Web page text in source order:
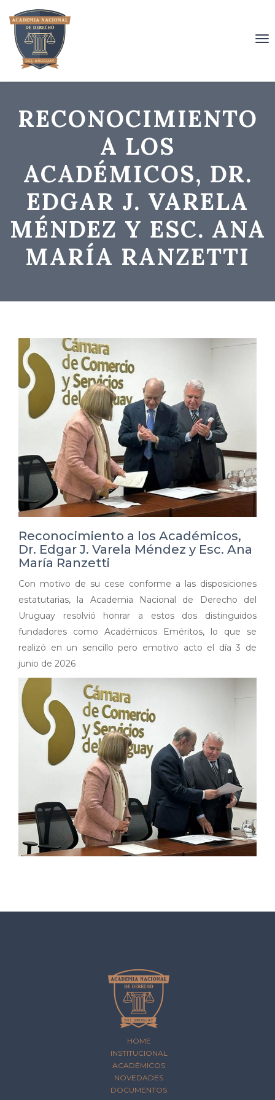
RECONOCIMIENTO
A LOS
ACADÉMICOS, DR.
EDGAR J. VARELA
MÉNDEZ Y ESC. ANA
MARÍA RANZETTI
Reconocimiento a los Académicos,
Dr. Edgar J. Varela Méndez y Esc. Ana
María Ranzetti
Con motivo de su cese conforme a las disposiciones
estatutarias, la Academia Nacional de Derecho del
Uruguay resolvió honrar a estos dos distinguidos
fundadores como Académicos Eméritos, lo que se
realizó en un sencillo pero emotivo acto el día 3 de
junio de 2026
HOME
INSTITUCIONAL
ACADÉMICOS
NOVEDADES
DOCUMENTOS